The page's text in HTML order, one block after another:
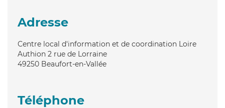
Adresse
Centre local d'information et de coordination Loire
Authion 2 rue de Lorraine
49250 Beaufort-en-Vallée
Téléphone